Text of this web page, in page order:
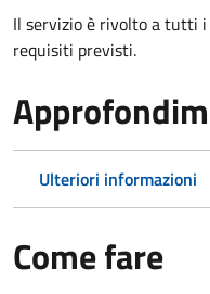
Il servizio è rivolto a tutti
requisiti previsti.
Ulteriori informazioni
Come fare